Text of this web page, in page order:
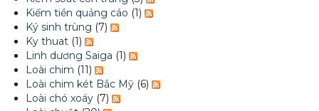
Kiếm tiền quảng cáo (1)
Ký sinh trùng (7)
Ky thuat (1)
Linh dương Saiga (1)
Loài chim (11)
Loài chim két Bắc Mỹ (6)
Loài chó xoáy (7)